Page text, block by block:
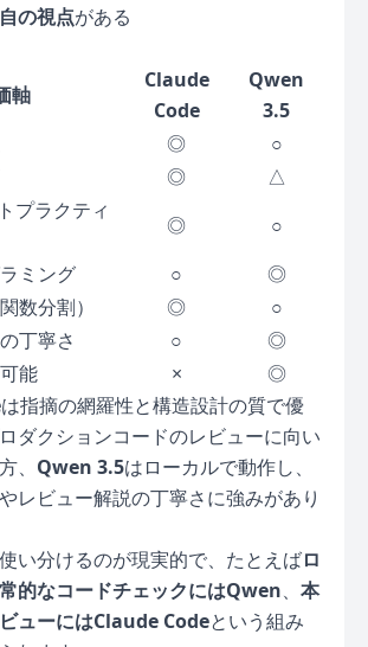
の視点がある
軸
Claude
Code
Qwen
3.5
◎
○
◎
△
プラクティ
◎
○
ミング
○
◎
数分割）
◎
○
丁寧さ
○
◎
能
×
◎
は指摘の網羅性と構造設計の質で優
ダクションコードのレビューに向い
、 Qwen 3.5はローカルで動作し、
レビュー解説の丁寧さに強みがあり
い分けるのが現実的で、たとえばロ
的なコードチェックにはQwen、 本
ューにはClaude Codeという組み